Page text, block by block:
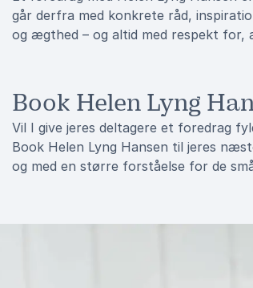
går derfra med konkrete råd,
og ægthed – og altid med respekt
Book Helen Lyng
Vil I give jeres deltagere et foredrag
Book Helen Lyng Hansen til jeres
og med en større forståelse for de